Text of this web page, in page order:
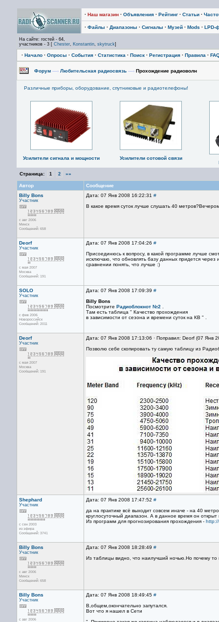
· Наш магазин · Объявления · Рейтинг · Статьи ·
· Файлы · Диапазоны · Сигналы · Музей · Mods · LPD-
На сайте: гостей - 64,
участников - 3 [ Chester, Konstantin, skytruck]
· Начало · Опросы · События · Статистика · Поиск · Регистрация · Правила ·
Форум —› Любительская радиосвязь —› Прохождение радиоволн
Различные приборы, оборудование, спутниковые и радиотелефоны!
Усилители сигнала и мощности
Усилители сотовой связи
Страница: 1 2 »»
Автор
Сообщение
Billy Bons
Участник
с авг 2006
Минск
Сообщений: 658
Дата: 07 Янв 2008 16:22:31 #
В какое время суток лучше слушать 40
Deorf
Участник
с мая 2007
Москва
Сообщений: 191
Дата: 07 Янв 2008 17:04:26 #
Присоединюсь к вопросу, в какой программе лучше
исключаю, что обновлять базу данных придется
сравнении понять, что лучше :)
SOLO
Участник
с фев 2006
Новороссийск
Сообщений: 2011
Дата: 07 Янв 2008 17:09:39 #
Billy Bons
Посмотрите Радиоблокнот №2
Там есть таблица " Качество прохождения
в зависимости от сезона и времени суток на КВ " .
Deorf
Участник
с мая 2007
Москва
Сообщений: 191
Дата: 07 Янв 2008 17:13:06 · Поправил: Deorf (07 Янв
Позволю себе скопировать ту самую таблицу из
Shephard
Участник
с сен 2003
из эфира
Сообщений: 3741
Дата: 07 Янв 2008 17:47:52 #
да на практике всё выходит совсем иначе - на 40
круглосуточный диапазон. А в данное время он
Из программ для прогнозирования прохождения -
Billy Bons
Участник
с авг 2006
Минск
Сообщений: 658
Дата: 07 Янв 2008 18:28:49 #
Из таблицы видно, что наилучший ночью.Но почему
Billy Bons
Участник
с авг 2006
Дата: 07 Янв 2008 18:49:45 #
В,общем,окончательно запутался.
Вот что я нашел в Сети